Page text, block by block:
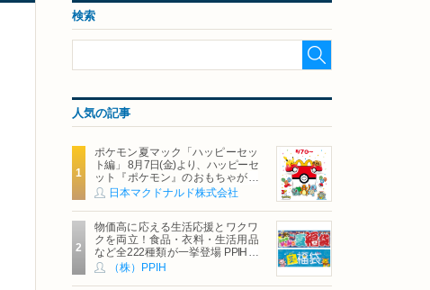
検索
人気の記事
ポケモン夏マック「ハッピーセッ
ト編」 8月7日(金)より、ハッピーセ
ット『ポケモン』のおもちゃが期
間限定登場
日本マクドナルド株式会社
物価高に応える生活応援とワクワ
クを両立！食品・衣料・生活用品
など全222種類が一挙登場 PPIHグ
ループ「夏福袋」＆セール 8月6日
(木)より順次スタート
（株）PPIH